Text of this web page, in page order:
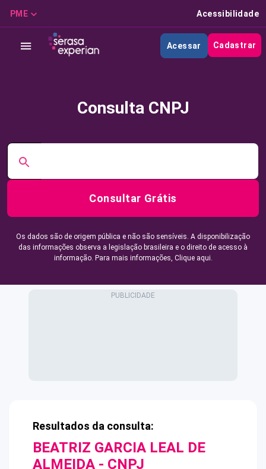
PME Acessibilidade
Acessar Cadastrar
Consulta CNPJ
Consultar Grátis
Os dados são de origem pública e não são sensíveis. A disponibilização
das informações observa a legislação brasileira e o direito de acesso à
informação. Para mais informações, Clique aqui.
Resultados da consulta:
BEATRIZ GARCIA LEAL DE
ALMEIDA - CNPJ